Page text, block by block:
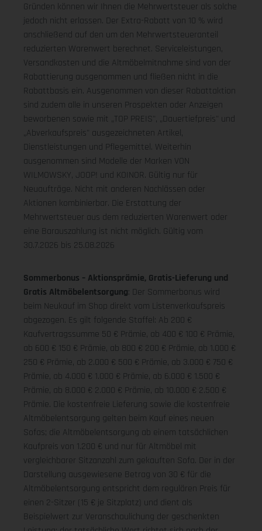
Gründen können wir Ihnen die Mehrwertsteuer als solche
jedoch nicht erlassen. Der Extra-Rabatt von 10 % wird
anschließend auf den um den Mehrwertsteueranteil
reduzierten Warenwert berechnet. Serviceleistungen,
Versandkosten und die Altmöbelmitnahme sind von der
Rabattierung ausgenommen und fließen nicht in die
Rabattbasis ein. Ausgenommen von dieser Rabattaktion
sind zudem alle in unseren Prospekten oder Anzeigen
beworbenen sowie mit „TOP PREIS", „Dauertiefpreis" und
„Abverkaufspreis" ausgezeichneten Artikel,
Dienstleistungen und Pflegemittel. Weiterhin
ausgenommen sind Modelle der Marken VON
WILMOWSKY, JOOP! und KOINOR. Gültig nur für
Neuaufträge. Nicht mit anderen Nachlässen oder
Aktionen kombinierbar. Die Erstattung der
Mehrwertsteuer aus dem reduzierten Warenwert oder
eine Barauszahlung ist nicht möglich. Gültig vom
30.7.2026 bis 25.08.2026
Sommerbonus – Aktionsprämie, Gratis-Lieferung und
Gratis Altmöbelentsorgung: Der Sommerbonus wird
beim Neukauf im Shop direkt vom Listenverkaufspreis
abgezogen. Es gilt folgende Staffel: Ab 200 €
Kaufvertragssumme 50 € Prämie, ab 400 € 100 € Prämie,
ab 600 € 150 € Prämie, ab 800 € 200 € Prämie, ab 1.000 €
250 € Prämie, ab 2.000 € 500 € Prämie, ab 3.000 € 750 €
Prämie, ab 4.000 € 1.000 € Prämie, ab 6.000 € 1.500 €
Prämie, ab 8.000 € 2.000 € Prämie, ab 10.000 € 2.500 €
Prämie. Die kostenfreie Lieferung sowie die kostenfreie
Altmöbelentsorgung gelten beim Kauf eines neuen
Sofas; die Altmöbelentsorgung ab einem tatsächlichen
Kaufpreis von 1.200 € und nur für Altmöbel mit
vergleichbarer Sitzanzahl zum gekauften Sofa. Der in der
Darstellung ausgewiesene Betrag von 30 € für die
Altmöbelentsorgung entspricht dem regulären Preis für
einen 2-Sitzer (15 € je Sitzplatz) und dient als
Beispielwert zur Veranschaulichung der geschenkten